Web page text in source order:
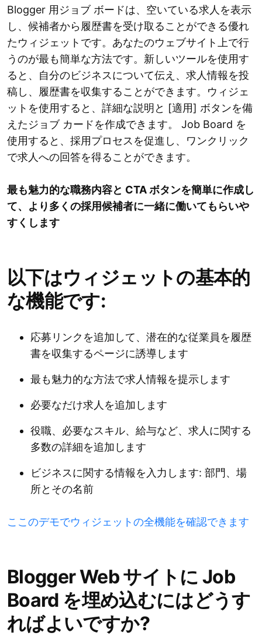
Blogger 用ジョブ ボードは、空いている求人を表示
し、候補者から履歴書を受け取ることができる優れ
たウィジェットです。あなたのウェブサイト上で行
うのが最も簡単な方法です。新しいツールを使用す
ると、自分のビジネスについて伝え、求人情報を投
稿し、履歴書を収集することができます。ウィジェ
ットを使用すると、詳細な説明と [適用] ボタンを備
えたジョブ カードを作成できます。 Job Board を
使用すると、採用プロセスを促進し、ワンクリック
で求人への回答を得ることができます。
最も魅力的な職務内容と CTA ボタンを簡単に作成し
て、より多くの採用候補者に一緒に働いてもらいや
すくします
以下はウィジェットの基本的
な機能です:
応募リンクを追加して、潜在的な従業員を履歴
書を収集するページに誘導します
最も魅力的な方法で求人情報を提示します
必要なだけ求人を追加します
役職、必要なスキル、給与など、求人に関する
多数の詳細を追加します
ビジネスに関する情報を入力します: 部門、場
所とその名前
ここのデモでウィジェットの全機能を確認できます
Blogger Web サイトに Job
Board を埋め込むにはどうす
ればよいですか?